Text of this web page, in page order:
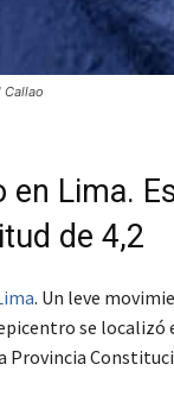
Callao
en Lima.
de 4,2
. Un leve
se localizó
Provincia